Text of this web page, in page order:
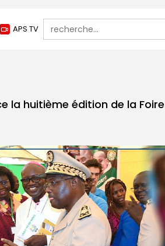
APS TV
Search
for:
la huitième édition de la